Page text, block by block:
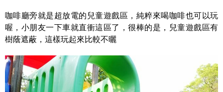
咖啡廳旁就是超放電的兒童遊戲區，純粹來喝咖啡也可以玩
喔，小朋友一下車就直衝這區了，很棒的是，兒童遊戲區有
樹蔭遮蔽，這樣玩起來比較不曬